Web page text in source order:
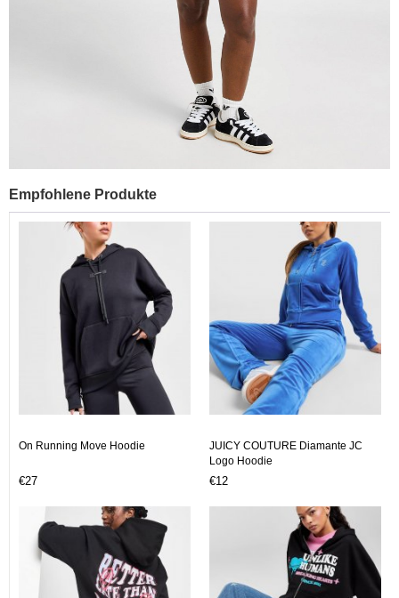
Empfohlene Produkte
On Running Move Hoodie
€27
JUICY COUTURE Diamante JC
Logo Hoodie
€12